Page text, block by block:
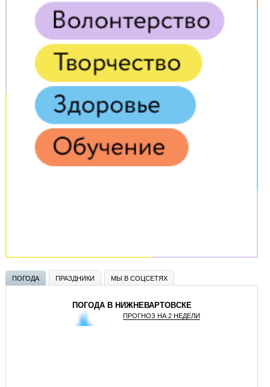
ПОГОДА ПРАЗДНИКИ МЫ В СОЦСЕТЯХ
ПОГОДА В НИЖНЕВАРТОВСКЕ
ПРОГНОЗ НА 2 НЕДЕЛИ